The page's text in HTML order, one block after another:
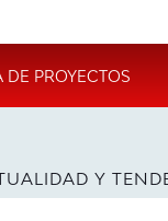
DE PROYECTOS
Y